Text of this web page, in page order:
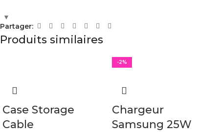
Partager:
Produits similaires
Case Storage
Cable
-2%
Chargeur
Samsung 25W